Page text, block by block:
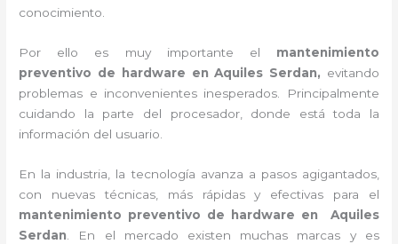
conocimiento.
Por ello es muy importante el mantenimiento
preventivo de hardware en Aquiles Serdan, evitando
problemas e inconvenientes inesperados. Principalmente
cuidando la parte del procesador, donde está toda la
información del usuario.
En la industria, la tecnología avanza a pasos agigantados,
con nuevas técnicas, más rápidas y efectivas para el
mantenimiento preventivo de hardware en
Aquiles
Serdan . En el mercado existen muchas marcas y es